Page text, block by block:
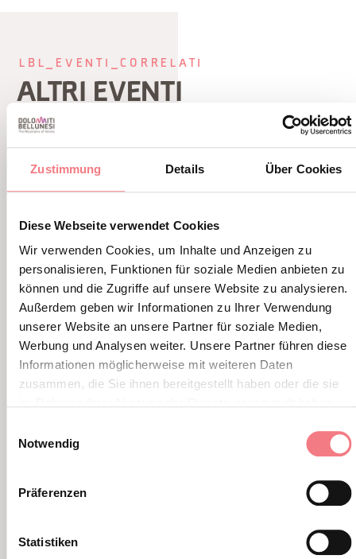
Zustimmung Details Über Cookies
Diese Webseite verwendet Cookies
Wir verwenden Cookies, um Inhalte und Anzeigen zu
personalisieren, Funktionen für soziale Medien anbieten zu
können und die Zugriffe auf unsere Website zu analysieren.
Außerdem geben wir Informationen zu Ihrer Verwendung
unserer Website an unsere Partner für soziale Medien,
Werbung und Analysen weiter. Unsere Partner führen diese
Informationen möglicherweise mit weiteren Daten
zusammen, die Sie ihnen bereitgestellt haben oder die sie
Notwendig
Präferenzen
Statistiken
LBL_EVENTI_CORRELATI
ALTRI EVENTI